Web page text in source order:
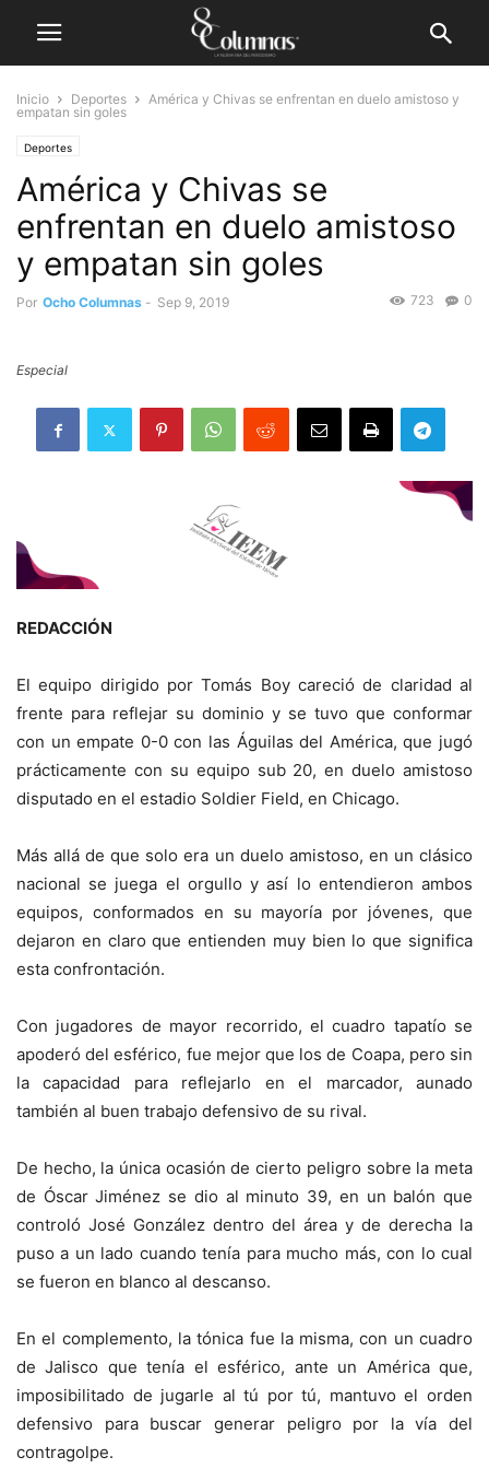
Inicio Deportes
América y Chivas se enfrentan en duelo amistoso y
empatan sin goles
Deportes
América y Chivas se
enfrentan en duelo amistoso
y empatan sin goles
Por Ocho Columnas - Sep 9, 2019 0
723
Especial
REDACCIÓN
El equipo dirigido por Tomás Boy careció de claridad al
frente para reflejar su dominio y se tuvo que conformar
con un empate 0-0 con las Águilas del América, que jugó
prácticamente con su equipo sub 20, en duelo amistoso
disputado en el estadio Soldier Field, en Chicago.
Más allá de que solo era un duelo amistoso, en un clásico
nacional se juega el orgullo y así lo entendieron ambos
equipos, conformados en su mayoría por jóvenes, que
dejaron en claro que entienden muy bien lo que significa
esta confrontación.
Con jugadores de mayor recorrido, el cuadro tapatío se
apoderó del esférico, fue mejor que los de Coapa, pero sin
la capacidad para reflejarlo en el marcador, aunado
también al buen trabajo defensivo de su rival.
De hecho, la única ocasión de cierto peligro sobre la meta
de Óscar Jiménez se dio al minuto 39, en un balón que
controló José González dentro del área y de derecha la
puso a un lado cuando tenía para mucho más, con lo cual
se fueron en blanco al descanso.
En el complemento, la tónica fue la misma, con un cuadro
de Jalisco que tenía el esférico, ante un América que,
imposibilitado de jugarle al tú por tú, mantuvo el orden
defensivo para buscar generar peligro por la vía del
contragolpe.